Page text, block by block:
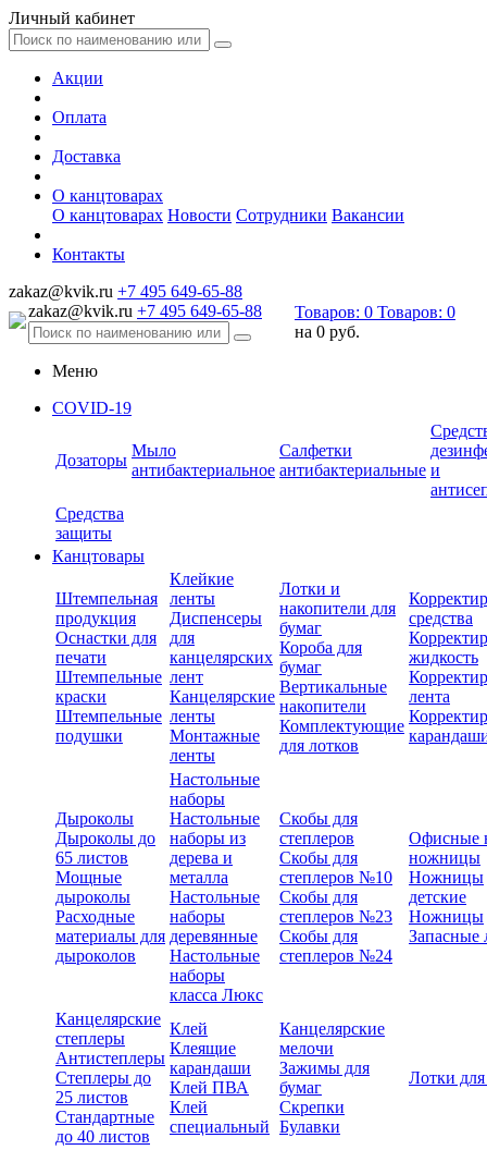
Личный кабинет
Акции
Оплата
Доставка
О канцтоварах
О канцтоварах Новости Сотрудники Вакансии
Контакты
zakaz@kvik.ru +7 495 649-65-88
zakaz@kvik.ru +7 495 649-65-88 Товаров: 0 Товаров: 0
на 0 руб.
Меню
COVID-19
Дозаторы
Мыло
антибактериальное
Салфетки
антибактериальные и
Средства
защиты
Канцтовары
Штемпельная
продукция
Оснастки для
печати
Штемпельные
краски
Штемпельные
подушки
Клейкие
ленты
Диспенсеры
для
канцелярских
лент
Канцелярские
ленты
Монтажные
ленты
Лотки и
накопители для
бумаг
Короба для
бумаг
Вертикальные
накопители
Комплектующие
для лотков
средства
жидкость
лента
Дыроколы
Дыроколы до
65 листов
Мощные
дыроколы
Расходные
материалы для
дыроколов
Настольные
наборы
Настольные
наборы из
дерева и
металла
Настольные
наборы
деревянные
Настольные
наборы
класса Люкс
Скобы для
степлеров
Скобы для
степлеров №10
Скобы для
степлеров №23
Скобы для
степлеров №24
Офисные
ножницы
Ножницы
детские
Ножницы
Запасные
Канцелярские
степлеры
Антистеплеры
Степлеры до
25 листов
Стандартные
до 40 листов
Клей
Клеящие
карандаши
Клей ПВА
Клей
специальный
Канцелярские
мелочи
Зажимы для
бумаг
Скрепки
Булавки
Лотки